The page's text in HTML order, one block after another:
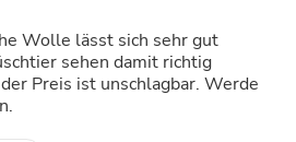
Wolle lässt sich sehr gut
sehen damit richtig
Preis ist unschlagbar. Werde